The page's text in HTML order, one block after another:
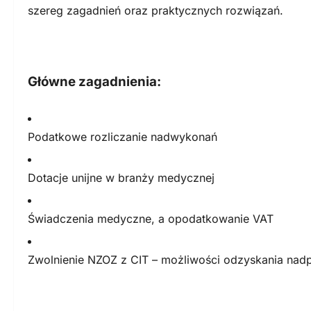
szereg zagadnień oraz praktycznych rozwiązań.
Główne zagadnienia:
Podatkowe rozliczanie nadwykonań
Dotacje unijne w branży medycznej
Świadczenia medyczne, a opodatkowanie VAT
Zwolnienie NZOZ z CIT – możliwości odzyskania